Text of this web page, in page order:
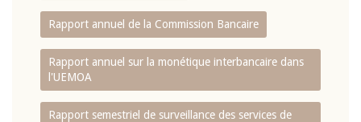
Rapport annuel de la Commission Bancaire
Rapport annuel sur la monétique interbancaire dans
l'UEMOA
Rapport semestriel de surveillance des services de